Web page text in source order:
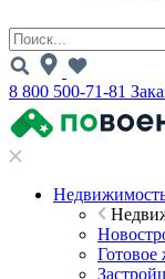
8 800 500-71-81
Готовое